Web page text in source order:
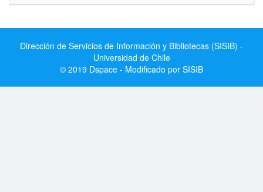
Dirección de Servicios de Información y Bibliotecas (SISIB) -
Universidad de Chile
© 2019 Dspace - Modificado por SISIB